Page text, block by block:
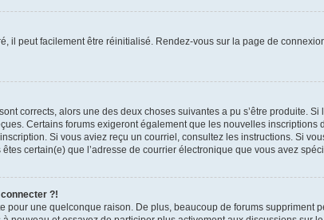
il peut facilement être réinitialisé. Rendez-vous sur la page de
corrects, alors une des deux choses suivantes a pu s’être produite.
Certains forums exigeront également que les nouvelles
Si vous aviez reçu un courriel, consultez les instructions. Si
certain(e) que l’adresse de courrier électronique que vous avez
?!
pour une quelconque raison. De plus, beaucoup de forums